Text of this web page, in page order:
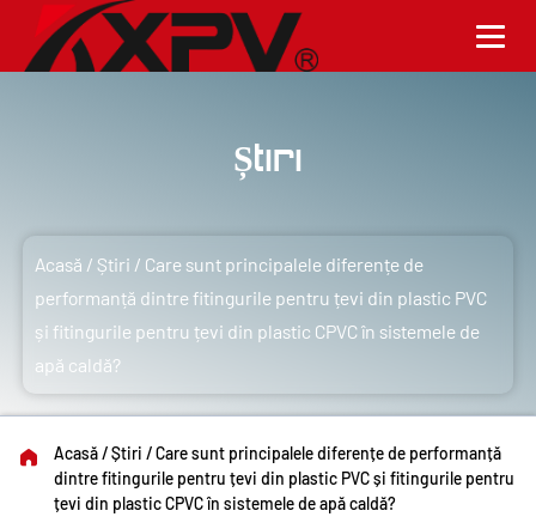
Știri
Acasă /Știri / Care sunt principalele diferențe de
performanță dintre fitingurile pentru țevi din plastic PVC
și fitingurile pentru țevi din plastic CPVC în sistemele de
apă caldă?
Acasă/Știri /Care sunt principalele diferențe de performanță
dintre fitingurile pentru țevi din plastic PVC și fitingurile pentru
țevi din plastic CPVC în sistemele de apă caldă?